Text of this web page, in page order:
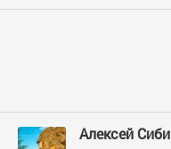
Алексей